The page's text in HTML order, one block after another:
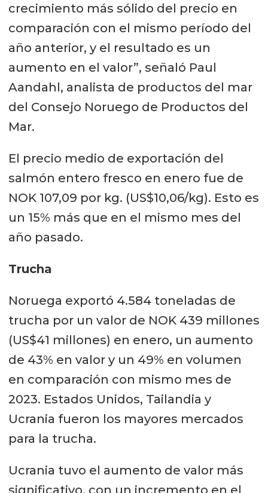
crecimiento más sólido del precio en
comparación con el mismo período del
año anterior, y el resultado es un
aumento en el valor”, señaló Paul
Aandahl, analista de productos del mar
del Consejo Noruego de Productos del
Mar.
El precio medio de exportación del
salmón entero fresco en enero fue de
NOK 107,09 por kg. (US$10,06/kg). Esto es
un 15% más que en el mismo mes del
año pasado.
Trucha
Noruega exportó 4.584 toneladas de
trucha por un valor de NOK 439 millones
(US$41 millones) en enero, un aumento
de 43% en valor y un 49% en volumen
en comparación con mismo mes de
2023. Estados Unidos, Tailandia y
Ucrania fueron los mayores mercados
para la trucha.
Ucrania tuvo el aumento de valor más
significativo, con un incremento en el